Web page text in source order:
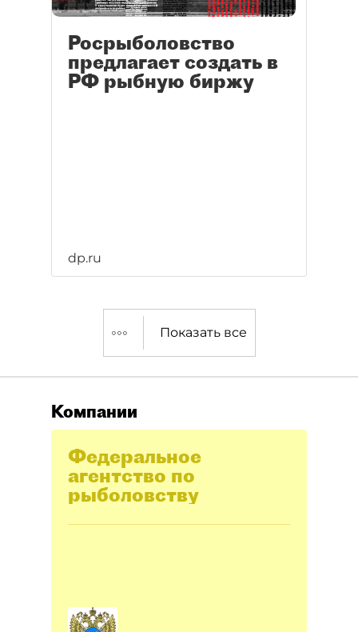
Росрыболовство
предлагает создать в
РФ рыбную биржу
dp.ru
Показать все
Компании
Федеральное
агентство по
рыболовству